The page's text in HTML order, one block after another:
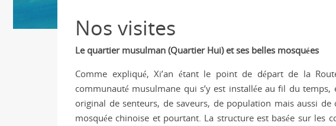
Nos visites
Le quartier musulman (Quartier Hui) et ses belles mosquées
Comme expliqué, Xi’an étant le point de départ de la
communauté musulmane qui s’y est installée au fil du
original de senteurs, de saveurs, de population mais aussi
mosquée chinoise et pourtant. La structure est basée sur les